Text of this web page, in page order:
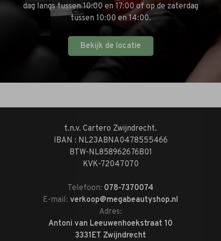
dag langs tussen 10:00 en 17:00 of op de zaterdag
tussen 10:00 en 14:00.
Bekijk de locatie
t.n.v. Cartero Zwijndrecht.
IBAN : NL23ABNA0478555466
BTW-NL858962676B01
KVK-72047070
Telefoon: 078-7370074
E-mail: verkoop@megabeautyshop.nl
Adres:
Antoni van Leeuwenhoekstraat 10
3331ET Zwijndrecht